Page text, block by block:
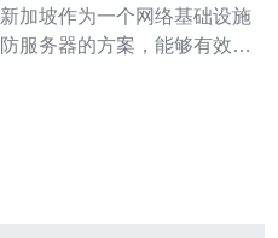
加坡作为一个网络基础设施
服务器的方案，能够有效抵
一些在预算内选择最佳方案